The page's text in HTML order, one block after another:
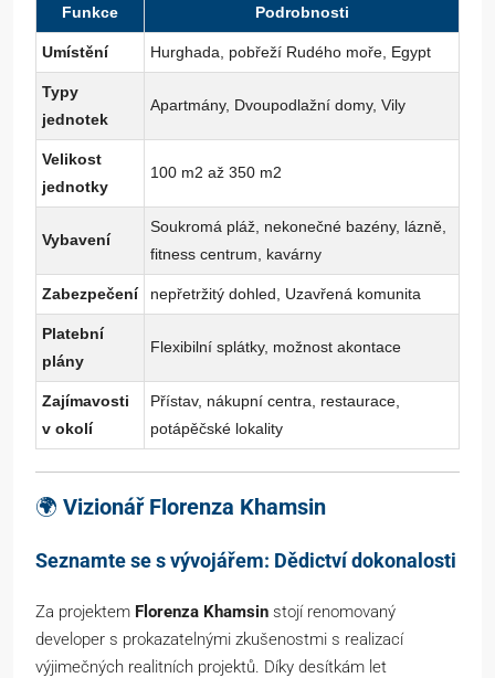
Funkce Podrobnosti
Umístění Hurghada, pobřeží Rudého moře, Egypt
Typy
jednotek
Apartmány, Dvoupodlažní domy, Vily
Velikost
jednotky
100 m2 až 350 m2
Vybavení
Soukromá pláž, nekonečné bazény, lázně,
fitness centrum, kavárny
Zabezpečení nepřetržitý dohled, Uzavřená komunita
Platební
plány
Flexibilní splátky, možnost akontace
Zajímavosti
v okolí
Přístav, nákupní centra, restaurace,
potápěčské lokality
🌍 Vizionář Florenza Khamsin
Seznamte se s vývojářem: Dědictví dokonalosti
Za projektem Florenza Khamsin stojí renomovaný
developer s prokazatelnými zkušenostmi s realizací
výjimečných realitních projektů. Díky desítkám let